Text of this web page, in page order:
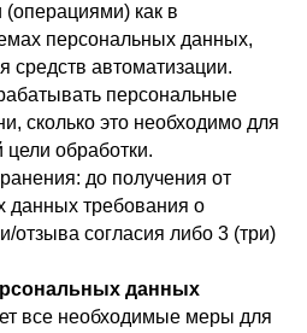
как в
персональных данных,
средств автоматизации.
персональные
сколько это необходимо для
цели обработки.
до получения от
данных требования о
отзыва согласия либо 3 (три)
данных
все необходимые меры для